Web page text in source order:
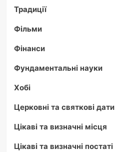
Традиції
Фільми
Фінанси
Фундаментальні науки
Хобі
Церковні та святкові дати
Цікаві та визначні місця
Цікаві та визначні постаті